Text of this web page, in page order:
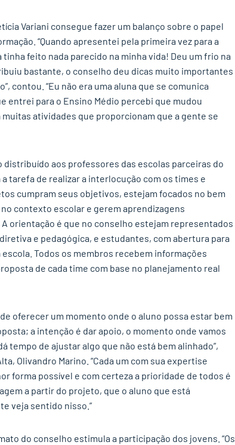
Variani consegue fazer um balanço sobre o papel
“Quando apresentei pela primeira vez para a
feito nada parecido na minha vida! Deu um frio na
bastante, o conselho deu dicas muito importantes
contou. “Eu não era uma aluna que se comunica
entrei para o Ensino Médio percebi que mudou
atividades que proporcionam que a gente se
distribuído aos professores das escolas parceiras do
tarefa de realizar a interlocução com os times e
cumpram seus objetivos, estejam focados no bem
contexto escolar e gerem aprendizagens
orientação é que no conselho estejam representados
e pedagógica, e estudantes, com abertura para
Todos os membros recebem informações
de cada time com base no planejamento real
oferecer um momento onde o aluno possa estar bem
a intenção é dar apoio, o momento onde vamos
tempo de ajustar algo que não está bem alinhado”,
Olivandro Marino. “Cada um com sua expertise
forma possível e com certeza a prioridade de todos é
a partir do projeto, que o aluno que está
veja sentido nisso.”
do conselho estimula a participação dos jovens. “Os